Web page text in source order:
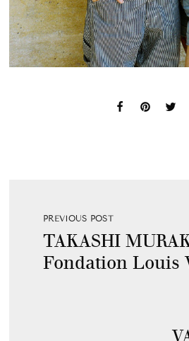
PREVIOUS POST
TAKASHI
Fondation Louis